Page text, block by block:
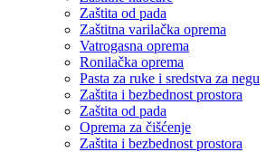
Zaštita od pada
Zaštitna varilačka oprema
Vatrogasna oprema
Ronilačka oprema
Pasta za ruke i sredstva za negu
Zaštita i bezbednost prostora
Zaštita od pada
Oprema za čišćenje
Zaštita i bezbednost prostora